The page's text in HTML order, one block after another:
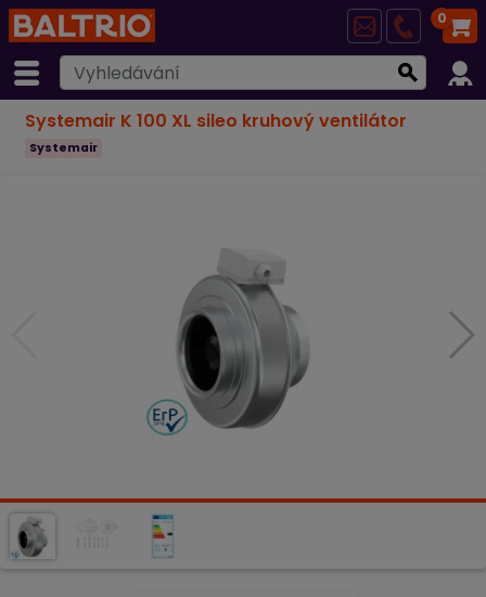
0
Systemair K 100 XL sileo kruhový ventilátor
Systemair